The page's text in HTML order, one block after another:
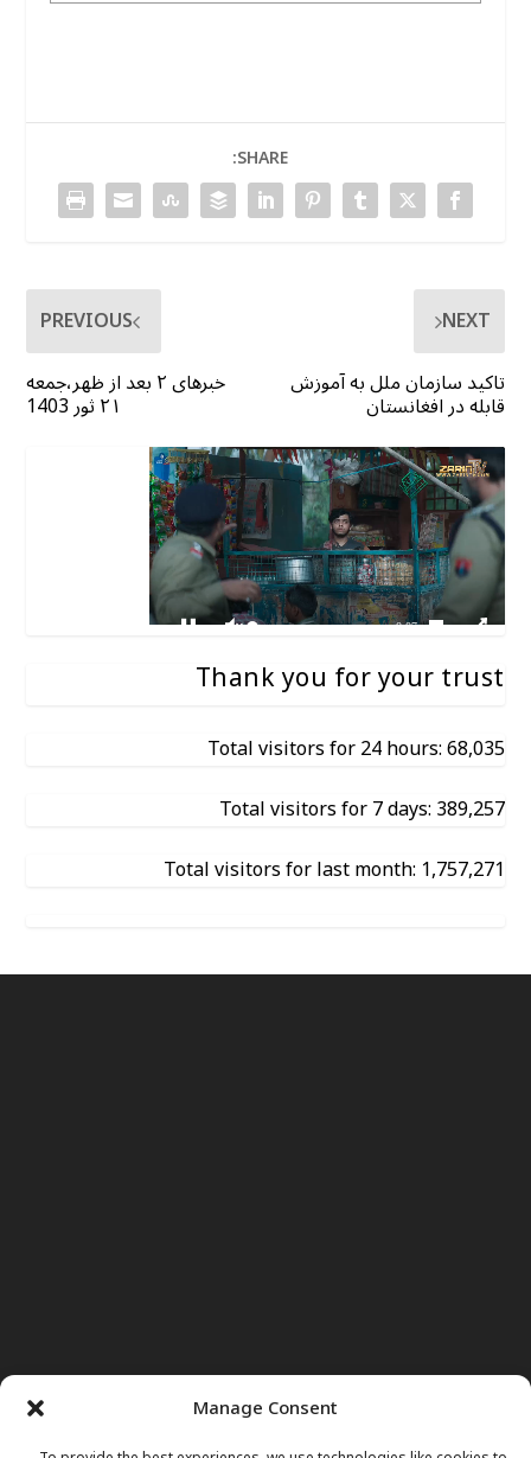
Manage Consent
SHARE:
PREVIOUS
خبرهای ۲ بعد از ظهر،جمعه
۲۱ ثور 1403
NEXT
تاکید سازمان ملل به آموزش
قابله در افغانستان
Thank you for your trust
Total visitors for 24 hours: 68,035
Total visitors for 7 days: 389,257
Total visitors for last month: 1,757,271